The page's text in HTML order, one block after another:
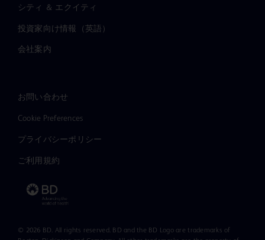
シティ ＆ エクイティ
投資家向け情報（英語）
会社案内
お問い合わせ
Cookie Preferences
プライバシーポリシー
ご利用規約
© 2026 BD. All rights reserved. BD and the BD Logo are trademarks of